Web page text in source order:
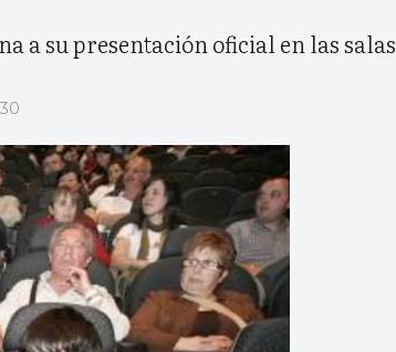
a su presentación oficial en las salas